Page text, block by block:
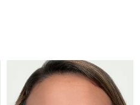
Entrega prevista09/08/2026